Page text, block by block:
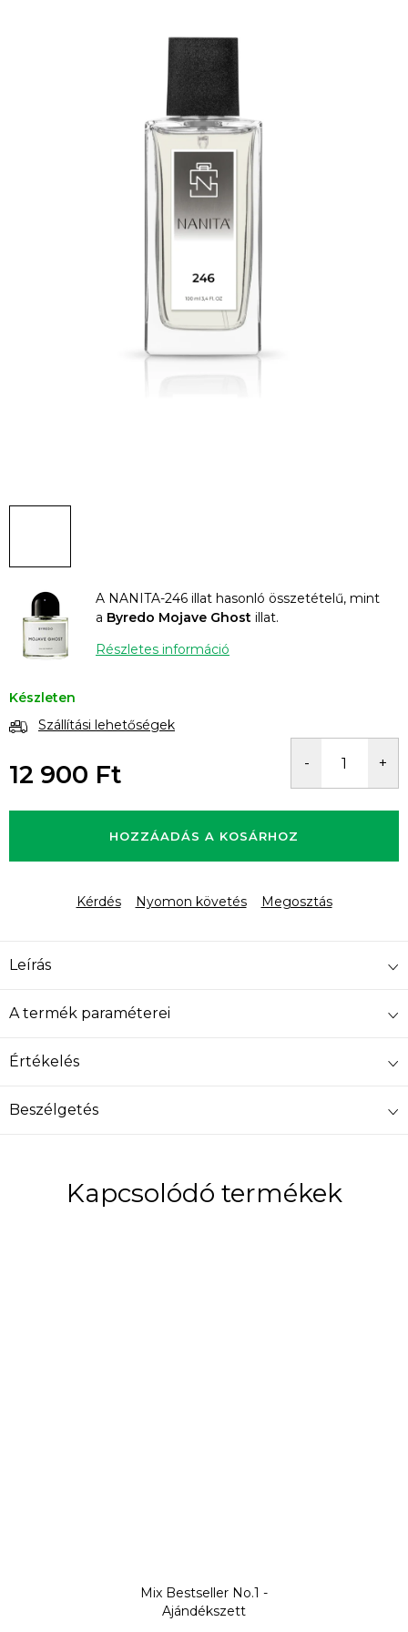
A NANITA-246 illat hasonló összetételű, mint
a Byredo Mojave Ghost illat.
Részletes információ
Készleten
Szállítási lehetőségek
12 900 Ft
HOZZÁADÁS A KOSÁRHOZ
Kérdés Nyomon követés Megosztás
Leírás
A termék paraméterei
Értékelés
Beszélgetés
Kapcsolódó termékek
Mix Bestseller No.1 -
Ajándékszett